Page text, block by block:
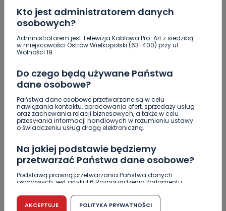
Kto jest administratorem danych
osobowych?
Administratorem jest Telewizja Kablowa Pro-Art z siedzibą
w miejscowości Ostrów Wielkopolski (63-400) przy ul.
Wolności 19.
Do czego będą używane Państwa
dane osobowe?
Państwa dane osobowe przetwarzane są w celu
nawiązania kontaktu, opracowania ofert, sprzedaży usług
oraz zachowania relacji biznesowych, a także w celu
przesyłania informacji handlowych w rozumieniu ustawy
o świadczeniu usług drogą elektroniczną.
Na jakiej podstawie będziemy
przetwarzać Państwa dane osobowe?
Podstawą prawną przetwarzania Państwa danych
osobowych, jest artykuł 6 Rozporządzenia Parlamentu
r. w sprawie ochrony osób fizycznych w związku z
przetwarzaniem danych osobowych w sprawie
AKCEPTUJE POLITYKA PRYWATNOŚCI
Auto rozbite na drzewie. Poszkodowani nie mogli z
niego wyjść [FOTO]
Nastolatek w szpitalu po zderzeniu osobówki z
motocyklem
Uważaj na oszustwo! Przychodzą maile z
fałszywego e-Urzędu Skarbowego
Jak wybrać prostownicę do włosów puszących się i
elektryzujących?
Skomentuj ten wpis jako pierwszy!
DOŁĄCZ DO DYSKUSJI